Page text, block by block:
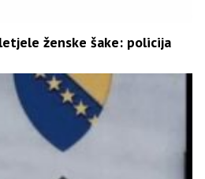
ženske šake: policija